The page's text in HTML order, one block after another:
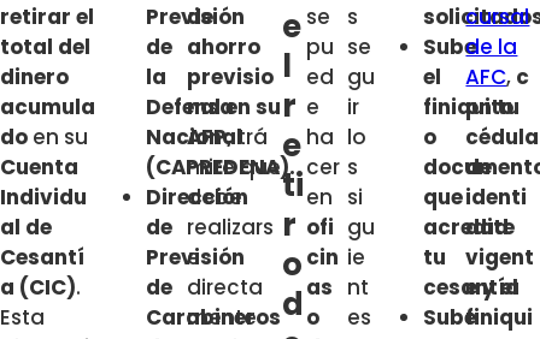
retirar el
total del
dinero
acumula
do en su
Cuenta
Individu
al de
Cesantí
a (CIC).
Esta
Previsión
de
la
Defensa
Nacional
(CAPREDENA).
Dirección
de
Previsión
de
Carabineros
de
ahorro
previsio
nal en su
AFP,trá
mite que
debe
realizars
e
directa
mente
e
l
r
e
ti
r
o
d
se
pu
ed
e
ha
cer
en
ofi
cin
as
o
s
se
gu
ir
lo
s
si
gu
ie
nt
es
Sube
el
finiquito
o
que
acredite
tu
cesantía
Sube
cursal
de la
AFC, c
on tu
cédula
de
identi
dad
vigent
e y el
finiqui